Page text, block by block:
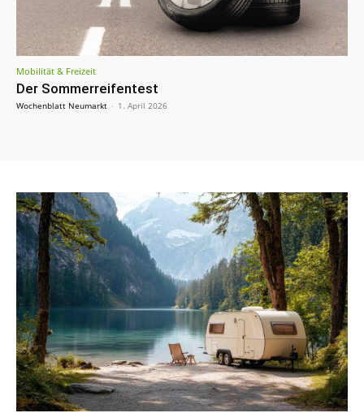
Mobilität & Freizeit
Der Sommerreifentest
Wochenblatt Neumarkt - 1. April 2026